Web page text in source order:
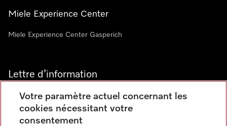
Miele Experience Center
Miele Experience Center Gasperich
Lettre d’information
Votre paramètre actuel concernant les
cookies nécessitant votre
consentement